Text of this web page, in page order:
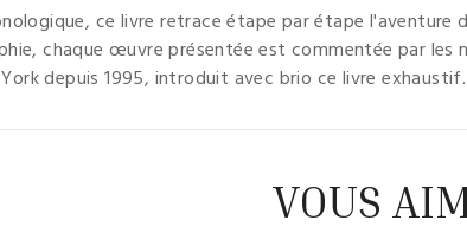
ce livre retrace étape par étape
chaque œuvre présentée est commentée par les
depuis 1995, introduit avec brio ce livre exhaustif.
VOUS